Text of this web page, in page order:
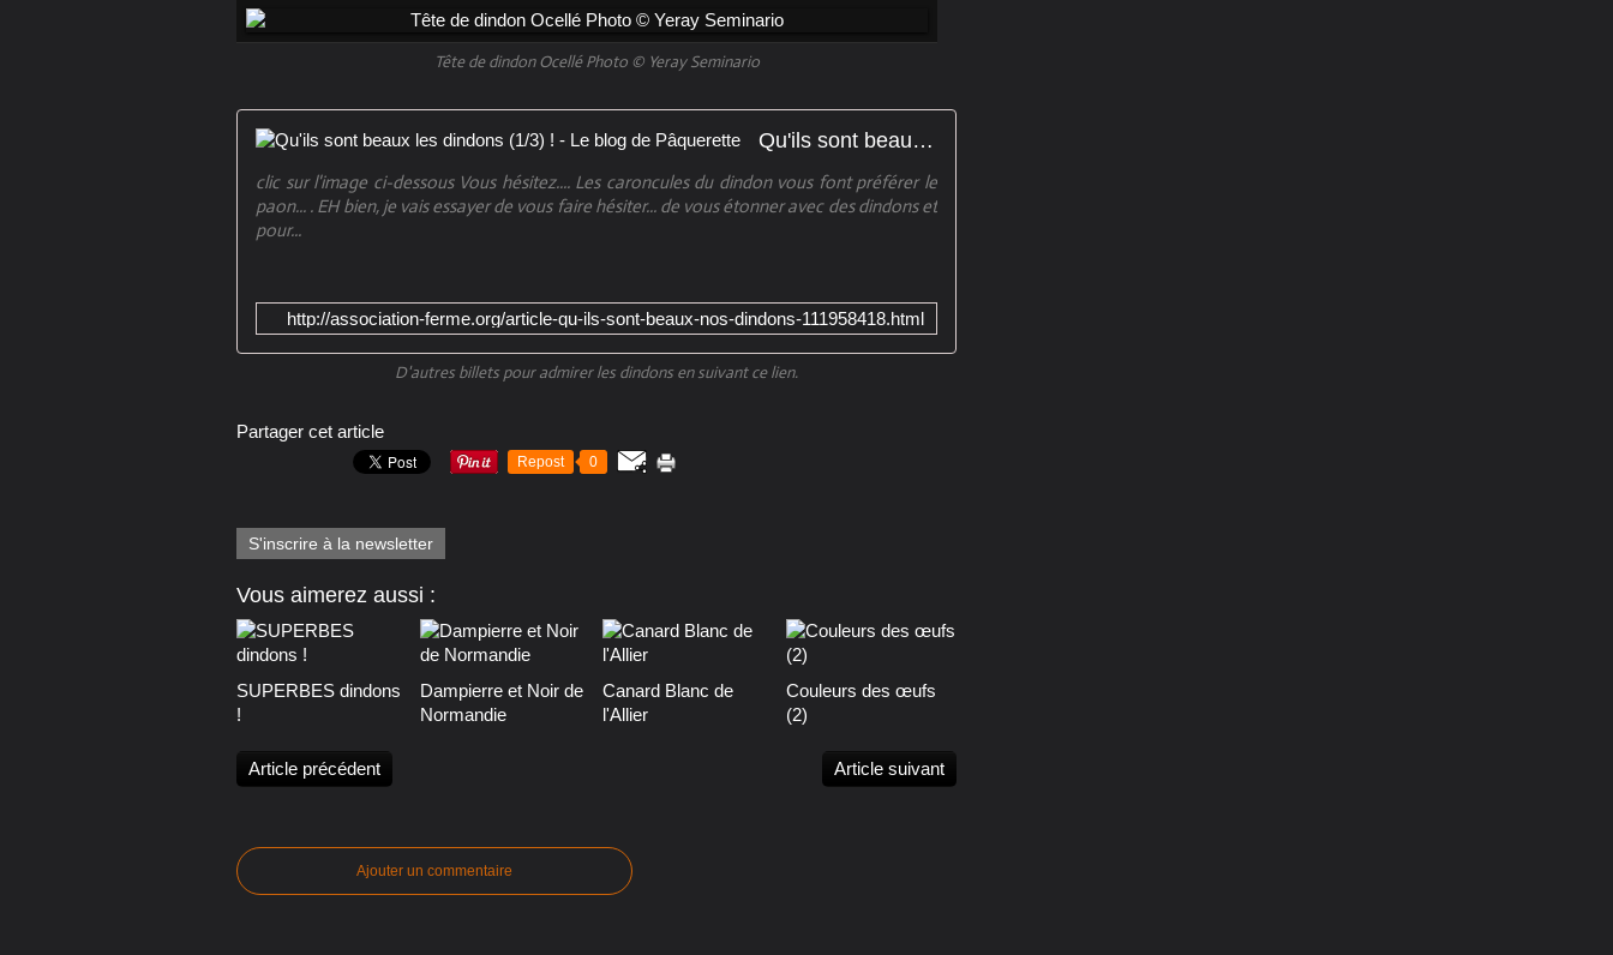
Tête de dindon Ocellé Photo © Yeray Seminario
Qu'ils sont beaux les dindons (1/3) ! - Le blog de Pâquerette
clic sur l'image ci-dessous Vous hésitez.... Les caroncules du dindon vous font préférer le
paon... . EH bien, je vais essayer de vous faire hésiter... de vous étonner avec des dindons et
pour...
http://association-ferme.org/article-qu-ils-sont-beaux-nos-dindons-111958418.html
D'autres billets pour admirer les dindons en suivant ce lien.
Partager cet article
Repost 0
S'inscrire à la newsletter
Vous aimerez aussi :
SUPERBES dindons
!
Dampierre et Noir de
Normandie
Canard Blanc de
l'Allier
Couleurs des œufs
(2)
Article précédent Article suivant
Ajouter un commentaire